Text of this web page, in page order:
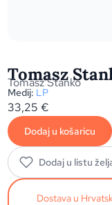
Tomasz
Tomasz Stanko
Medij: LP
33,25€
Dodaj u košaricu
Dodaj u listu
Dostava u